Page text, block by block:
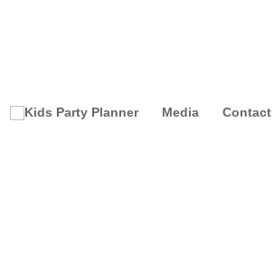
Media Contact